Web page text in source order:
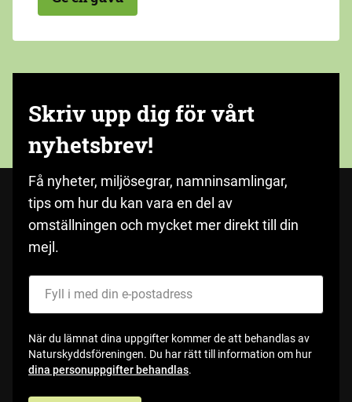
Skriv upp dig för vårt
nyhetsbrev!
Få nyheter, miljösegrar, namninsamlingar,
tips om hur du kan vara en del av
omställningen och mycket mer direkt till din
mejl.
När du lämnat dina uppgifter kommer de att behandlas av
Naturskyddsföreningen. Du har rätt till information om hur
dina personuppgifter behandlas.